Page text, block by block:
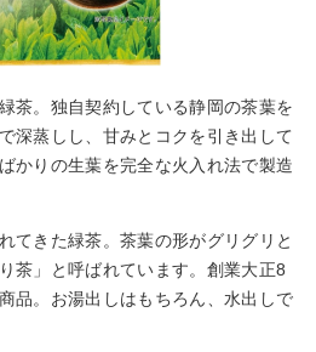
茶。独自契約している静岡の茶葉を
深蒸しし、甘みとコクを引き出して
かりの生葉を完全な火入れ法で製造
てきた緑茶。茶葉の形がグリグリと
茶」と呼ばれています。創業大正8
品。お湯出しはもちろん、水出しで